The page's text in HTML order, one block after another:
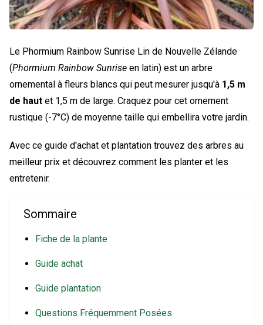
Le Phormium Rainbow Sunrise Lin de Nouvelle Zélande
(Phormium Rainbow Sunrise en latin) est un arbre
ornemental à fleurs blancs qui peut mesurer jusqu'à 1,5 m
de haut et 1,5 m de large. Craquez pour cet ornement
rustique (-7°C) de moyenne taille qui embellira votre jardin.
Avec ce guide d'achat et plantation trouvez des arbres au
meilleur prix et découvrez comment les planter et les
entretenir.
Sommaire
Fiche de la plante
Guide achat
Guide plantation
Questions Fréquemment Posées